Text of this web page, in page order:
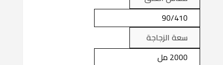
90/410
سعة الزجاجة
2000 مل